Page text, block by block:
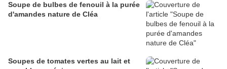
Soupe de bulbes de fenouil à la purée
d'amandes nature de Cléa
Soupes de tomates vertes au lait et